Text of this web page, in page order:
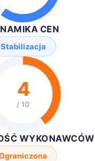
CEN
Stabilizacja
4
/ 10
WYKONAWCÓW